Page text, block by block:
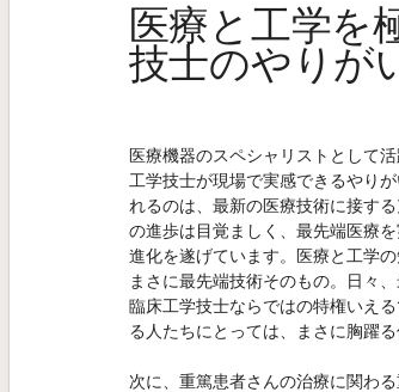
医療と工学を
技士のやりが
医療機器のスペシャリストとして
工学技士が現場で実感できるやり
れるのは、最新の医療技術に接す
の進歩は目覚ましく、最先端医療
進化を遂げています。医療と工学
まさに最先端技術そのもの。日々
臨床工学技士ならではの特権いえ
る人たちにとっては、まさに胸躍
次に、重篤患者さんの治療に関わ